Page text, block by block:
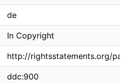
de
In Copyright
http://rightsstatements.org/
ddc:900